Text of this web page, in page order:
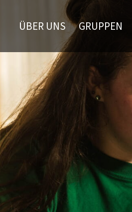
ÜBER UNS GRUPPEN